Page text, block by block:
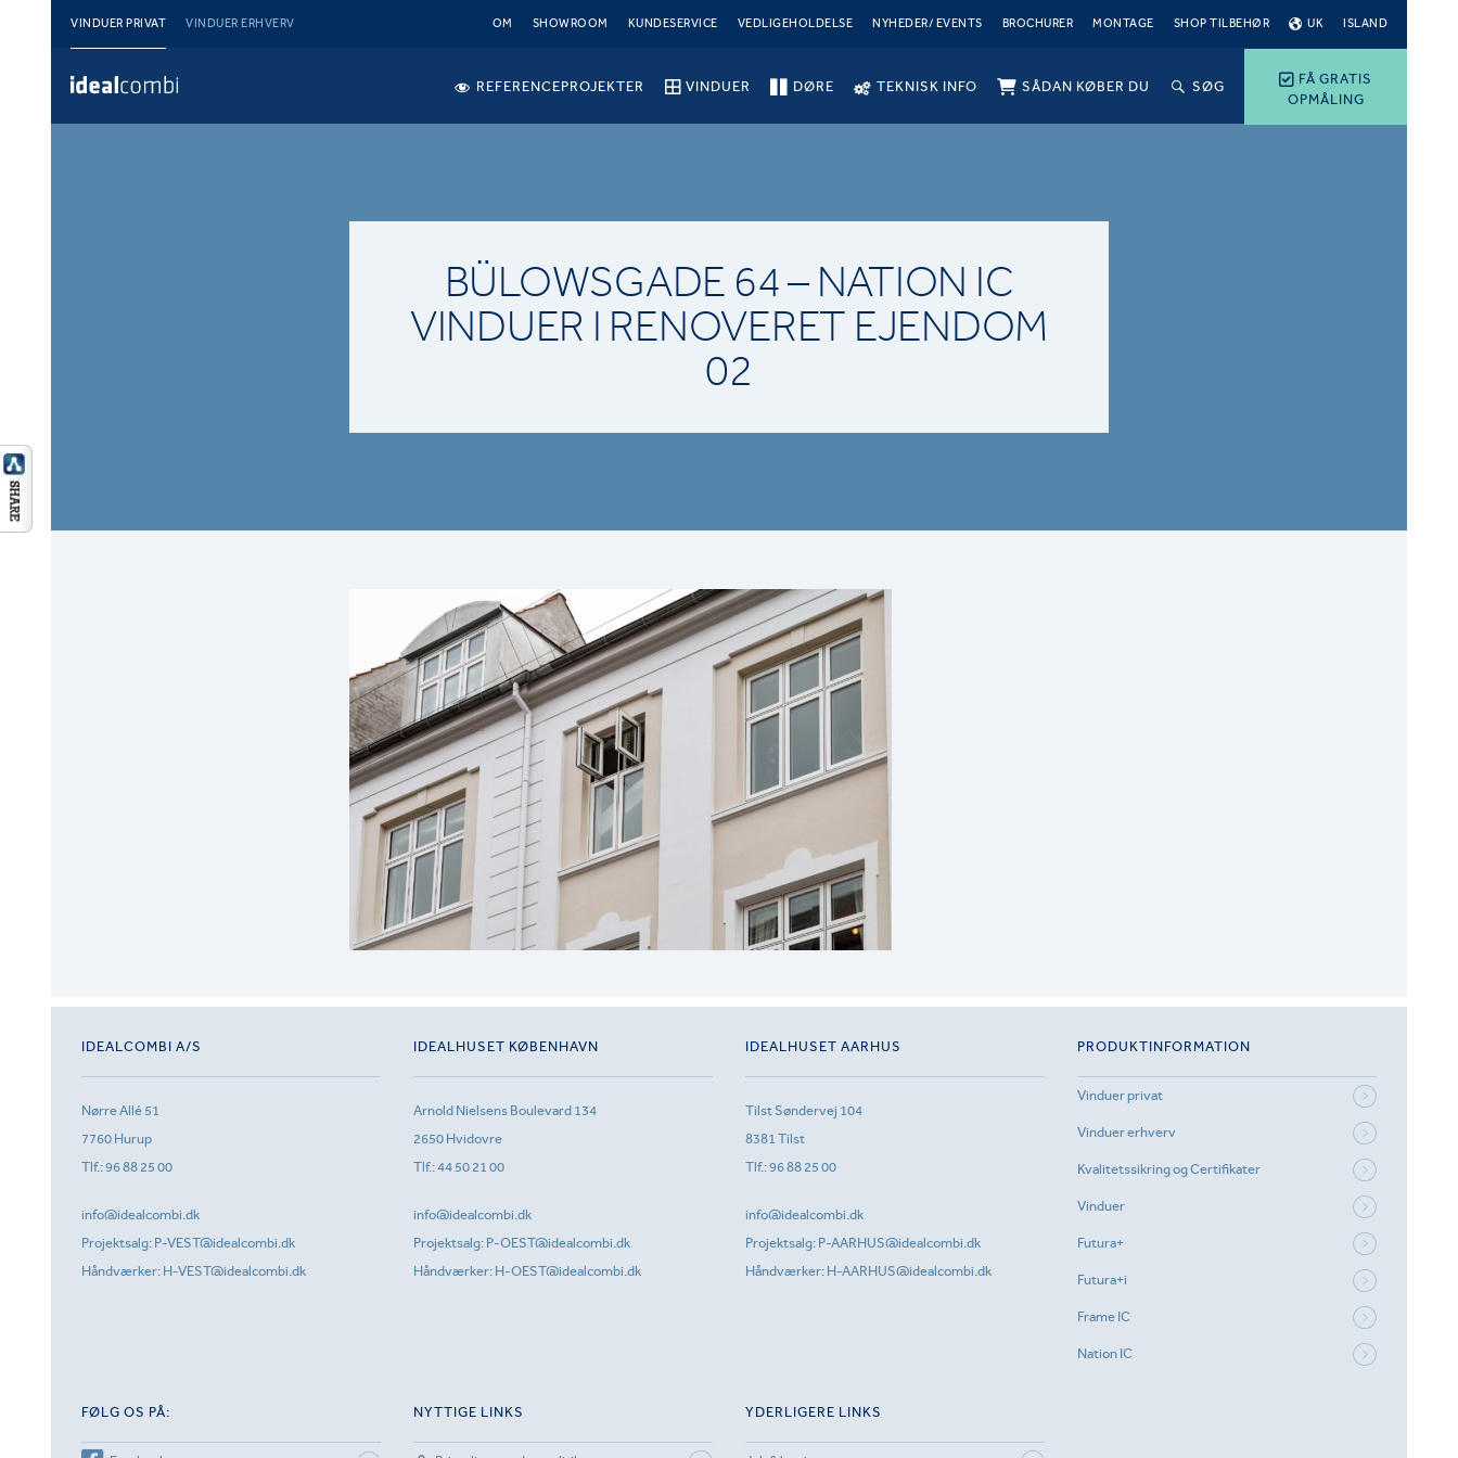
VINDUER PRIVAT VINDUER ERHVERV OM SHOWROOM KUNDESERVICE VEDLIGEHOLDELSE NYHEDER/ EVENTS BROCHURER MONTAGE SHOP TILBEHØR UK ISLAND
FÅ GRATIS
OPMÅLING
REFERENCEPROJEKTER VINDUER DØRE TEKNISK INFO SÅDAN KØBER DU SØG
BÜLOWSGADE 64 – NATION IC
VINDUER I RENOVERET EJENDOM
02
IDEALCOMBI A/S
Nørre Allé 51
7760 Hurup
Tlf.:96 88 25 00
info@idealcombi.dk
Projektsalg: P-VEST@idealcombi.dk
Håndværker: H-VEST@idealcombi.dk
IDEALHUSET KØBENHAVN
Arnold Nielsens Boulevard 134
2650 Hvidovre
Tlf.:44 50 21 00
info@idealcombi.dk
Projektsalg: P-OEST@idealcombi.dk
Håndværker: H-OEST@idealcombi.dk
IDEALHUSET AARHUS
Tilst Søndervej 104
8381 Tilst
Tlf.:96 88 25 00
info@idealcombi.dk
Projektsalg: P-AARHUS@idealcombi.dk
Håndværker: H-AARHUS@idealcombi.dk
PRODUKTINFORMATION
Vinduer privat
Vinduer erhverv
Kvalitetssikring og Certifikater
Vinduer
Futura+
Futura+i
Frame IC
Nation IC
FØLG OS PÅ: NYTTIGE LINKS YDERLIGERE LINKS